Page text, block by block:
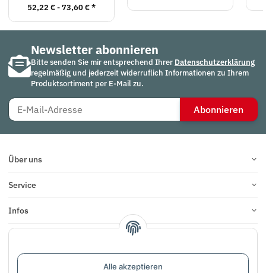
Alle akzeptieren
52,22 € -73,60 €*
Newsletter abonnieren
Bitte senden Sie mir entsprechend Ihrer Datenschutzerklärung
regelmäßig und jederzeit widerruflich Informationen zu Ihrem
Produktsortiment per E-Mail zu.
Abonnieren
Über uns
Service
Infos
Vertrag widerrufen